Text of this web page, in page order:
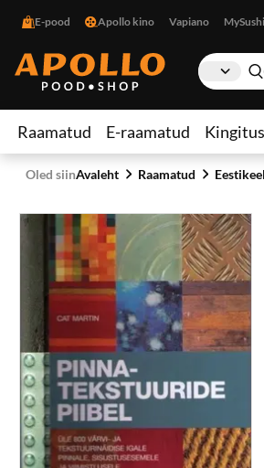
E-pood Apollo kino Vapiano MySushi
Raamatud E-raamatud
Oled siinAvaleht Raamatud